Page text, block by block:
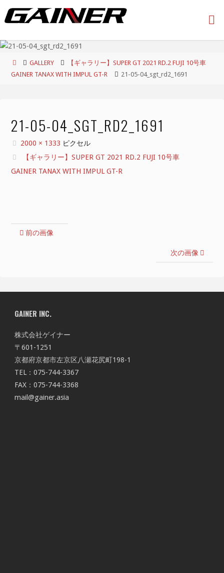
ン
ン
ホ
ー
GALLERY
【ギャラリー】SUPER GT 2021 RD.2 FUJI 10号車
GAINER TANAX WITH IMPUL GT-R
21-05-04_sgt_rd2_1691
21-05-04_SGT_RD2_1691
フ
ル
サ
2000 × 1333 ピクセル
【ギャラリー】SUPER GT 2021 RD.2 FUJI 10号車
GAINER TANAX WITH IMPUL GT-R
前の画像
次の画像
GAINER INC.
株式会社ゲイナー
〒601-1251
京都府京都市左京区八瀬花尻町198-1
TEL：075-744-3367
FAX：075-744-3368
mail@gainer.asia